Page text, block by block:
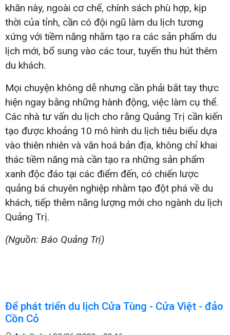
khăn này, ngoài cơ chế, chính sách phù hợp, kịp
thời của tỉnh, cần có đội ngũ làm du lịch tương
xứng với tiềm năng nhằm tạo ra các sản phẩm du
lịch mới, bổ sung vào các tour, tuyến thu hút thêm
du khách.
Mọi chuyện không dễ nhưng cần phải bắt tay thực
hiện ngay bằng những hành động, việc làm cụ thể.
Các nhà tư vấn du lịch cho rằng Quảng Trị cần kiến
tạo được khoảng 10 mô hình du lịch tiêu biểu dựa
vào thiên nhiên và văn hoá bản địa, không chỉ khai
thác tiềm năng mà cần tạo ra những sản phẩm
xanh độc đáo tại các điểm đến, có chiến lược
quảng bá chuyên nghiệp nhằm tạo đột phá về du
khách, tiếp thêm năng lượng mới cho ngành du lịch
Quảng Trị.
(Nguồn: Báo Quảng Trị)
Để phát triển du lịch Cửa Tùng - Cửa Việt - đảo
Cồn Cỏ